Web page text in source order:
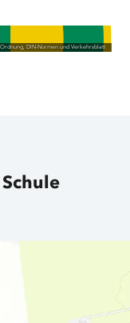
DIN-Normen und Verkehrsblatt